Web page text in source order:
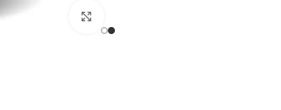
Click to enlarge